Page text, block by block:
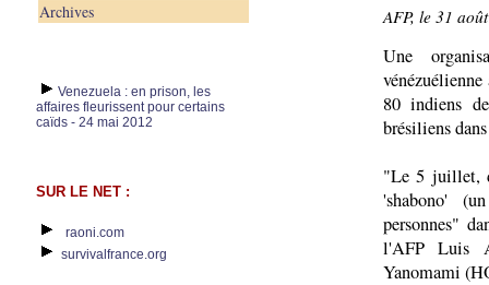
Archives
Venezuela : en prison, les
affaires fleurissent pour certains
caïds - 24 mai 2012
SUR LE NET :
raoni.com
survivalfrance.org
AFP, le 31
Une
80 indiens
brésiliens
"Le 5 juillet,
'shabono'
personnes"
l'AFP Luis
Yanomami